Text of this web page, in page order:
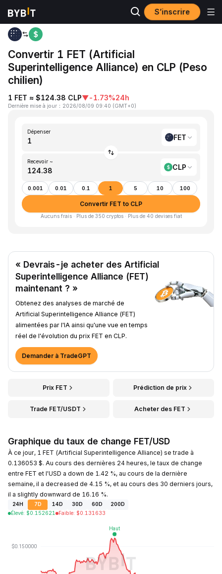
S’inscrire
Accueil
Convertir 1 FET (Artificial
Superintelligence Alliance) en CLP (Peso
chilien)
1 FET ≈ $124.38 CLP▼-1.73%24h
Dernière mise à jour ： 2026/08/09 09:40 (GMT+0)
Dépenser
FET
Recevoir ~
CLP
0.001 0.01 0.1 1 5 10 100
Convertir FET to CLP
Aucuns frais · Plus de 350 cryptos · Plus de 40 devises fiat
« Devrais-je acheter des Artificial
Superintelligence Alliance (FET)
maintenant ? »
Obtenez des analyses de marché de
Artificial Superintelligence Alliance (FET)
alimentées par l'IA ainsi qu'une vue en temps
réel de l'évolution du prix FET en CLP.
Demander à TradeGPT
Prix FET Prédiction de prix
Trade FET/USDT Acheter des FET
Graphique du taux de change FET/USD
À ce jour, 1 FET (Artificial Superintelligence Alliance) se trade à
0.136053 $. Au cours des dernières 24 heures, le taux de change
entre FET et l'USD a down de 1.42 %, au cours de la dernière
semaine, il a decreased de 4.15 %, et au cours des 30 derniers jours,
il a slightly downward de 16.16 %.
24H 7D 14D 30D 60D
200D
Élevé: $0.152621 Faible: $0.131633